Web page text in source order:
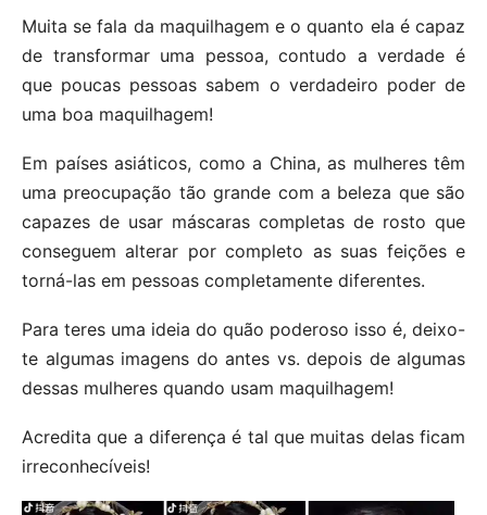
Muita se fala da maquilhagem e o quanto ela é capaz
de transformar uma pessoa, contudo a verdade é
que poucas pessoas sabem o verdadeiro poder de
uma boa maquilhagem!
Em países asiáticos, como a China, as mulheres têm
uma preocupação tão grande com a beleza que são
capazes de usar máscaras completas de rosto que
conseguem alterar por completo as suas feições e
torná-las em pessoas completamente diferentes.
Para teres uma ideia do quão poderoso isso é, deixo-
te algumas imagens do antes vs. depois de algumas
dessas mulheres quando usam maquilhagem!
Acredita que a diferença é tal que muitas delas ficam
irreconhecíveis!